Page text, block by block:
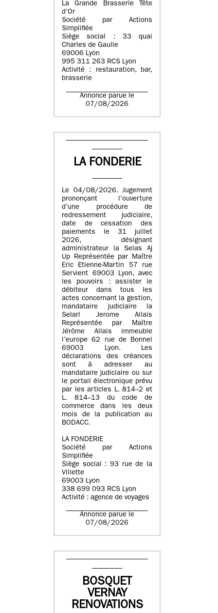
La Grande Brasserie Tête
d’Or
Société par Actions
Simplifiée
Siège social : 33 quai
Charles de Gaulle
69006 Lyon
995 311 263 RCS Lyon
Activité : restauration, bar,
brasserie
Annonce parue le
07/08/2026
LA FONDERIE
Le 04/08/2026. Jugement
prononçant l’ouverture
d’une procédure de
redressement judiciaire,
date de cessation des
paiements le 31 juillet
2026, désignant
administrateur la Selas Aj
Up Représentée par Maître
Eric Etienne-Martin 57 rue
Servient 69003 Lyon, avec
les pouvoirs : assister le
débiteur dans tous les
actes concernant la gestion,
mandataire judiciaire la
Selarl Jerome Allais
Représentée par Maître
Jérôme Allais immeuble
l’europe 62 rue de Bonnel
69003 Lyon. Les
déclarations des créances
sont à adresser au
mandataire judiciaire ou sur
le portail électronique prévu
par les articles L. 814–2 et
L. 814–13 du code de
commerce dans les deux
mois de la publication au
BODACC.
LA FONDERIE
Société par Actions
Simplifiée
Siège social : 93 rue de la
Villette
69003 Lyon
338 699 093 RCS Lyon
Activité : agence de voyages
Annonce parue le
07/08/2026
BOSQUET
VERNAY
RENOVATIONS